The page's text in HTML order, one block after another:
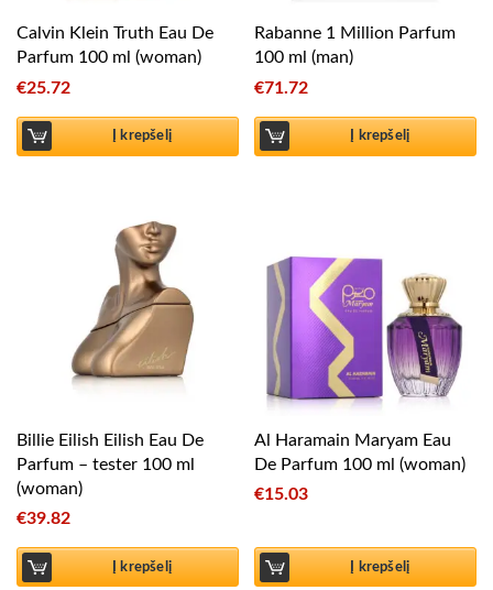
Calvin Klein Truth Eau De
Parfum 100 ml (woman)
€25.72
Į krepšelį
Rabanne 1 Million Parfum
100 ml (man)
€71.72
Į krepšelį
Billie Eilish Eilish Eau De
Parfum – tester 100 ml
(woman)
€39.82
Į krepšelį
Al Haramain Maryam Eau
De Parfum 100 ml (woman)
€15.03
Į krepšelį